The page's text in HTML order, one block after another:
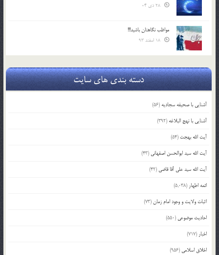
مواظب نگاهتان باشید!!!
دسته بندی های سایت
آشنایی با صحیفه سجادیه (56)
آشنایی با نهج البلاغه (392)
آیت الله بهجت (54)
آیت الله سید ابوالحسن اصفهانی (43)
آیت الله سید علی آقا قاضی (42)
ائمه اطهار (5,038)
اثبات ولایت و وجود امام زمان(73)
احادیث موضوعی (550)
اخبار (717)
اخلاق اسلامی (956)